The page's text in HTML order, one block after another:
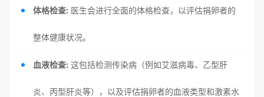
体格检查: 医生会进行全面的体格检查，以评估捐卵者的
整体健康状况。
血液检查: 这包括检测传染病（例如艾滋病毒、乙型肝
炎、丙型肝炎等），以及评估捐卵者的血液类型和激素水